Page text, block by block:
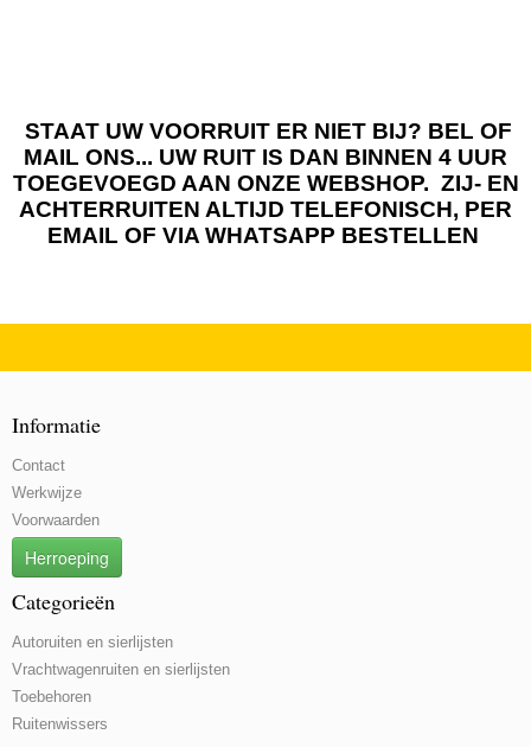
STAAT UW VOORRUIT ER NIET BIJ? BEL OF
MAIL ONS... UW RUIT IS DAN BINNEN 4 UUR
TOEGEVOEGD AAN ONZE WEBSHOP. ZIJ- EN
ACHTERRUITEN ALTIJD TELEFONISCH, PER
EMAIL OF VIA WHATSAPP BESTELLEN
Informatie
Contact
Werkwijze
Voorwaarden
Herroeping
Categorieën
Autoruiten en sierlijsten
Vrachtwagenruiten en sierlijsten
Toebehoren
Ruitenwissers